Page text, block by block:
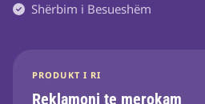
Shërbim i Besueshëm
PRODUKT I RI
Reklamoni te merokam